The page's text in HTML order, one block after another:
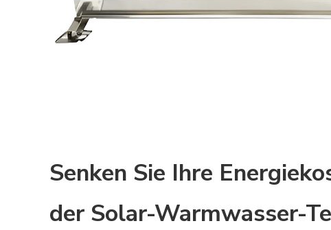
Senken Sie Ihre
der Solar-Warmwasser-